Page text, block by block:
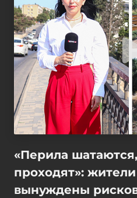
«Перила
проходят»:
вынуждены